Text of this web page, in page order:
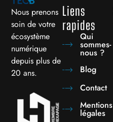
Nous prenons
soin de votre
écosystème
numérique
depuis plus de
20 ans.
Liens
rapides
Qui
sommes-
nous ?
Blog
Contact
Mentions
légales